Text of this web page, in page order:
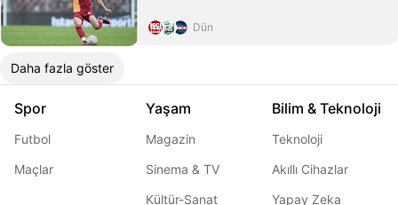
Dün
Daha fazla göster
Spor
Futbol
Maçlar
Yaşam
Magazin
Sinema & TV
Kültür-Sanat
Bilim & Teknoloji
Teknoloji
Akıllı Cihazlar
Yapay Zeka